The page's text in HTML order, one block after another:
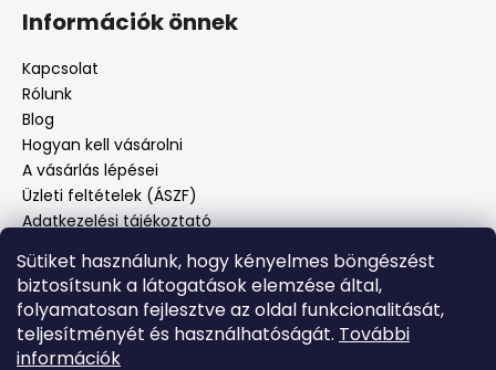
Sütiket használunk, hogy kényelmes böngészést
biztosítsunk a látogatások elemzése által,
folyamatosan fejlesztve az oldal funkcionalitását,
teljesítményét és használhatóságát. További
információk
Információk önnek
Kapcsolat
Rólunk
Blog
Hogyan kell vásárolni
A vásárlás lépései
Üzleti feltételek (ÁSZF)
Adatkezelési tájékoztató
Panaszjelenté
Facebook